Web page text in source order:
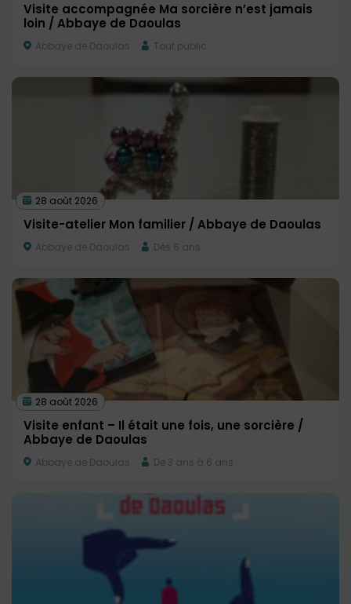
Visite accompagnée Ma sorcière n’est jamais
loin / Abbaye de Daoulas
Abbaye de Daoulas Tout public
28 août 2026
Visite-atelier Mon familier / Abbaye de Daoulas
Abbaye de Daoulas Dès 6 ans
28 août 2026
Visite enfant – Il était une fois, une sorcière /
Abbaye de Daoulas
Abbaye de Daoulas De 3 ans à 6 ans